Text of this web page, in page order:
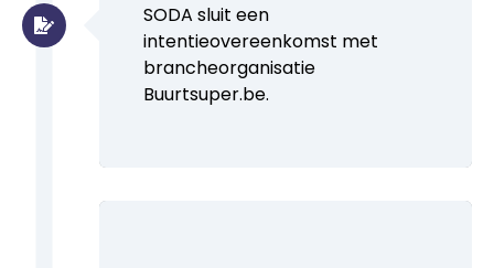
SODA sluit een
intentieovereenkomst met
brancheorganisatie
Buurtsuper.be.